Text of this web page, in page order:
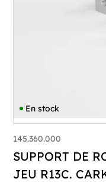
En stock
145.360.000
SUPPORT DE
JEU R13C.